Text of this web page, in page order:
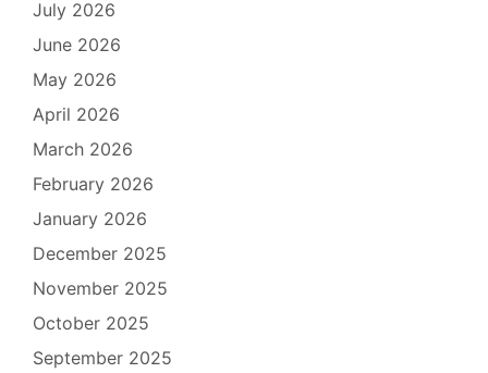
July 2026
June 2026
May 2026
April 2026
March 2026
February 2026
January 2026
December 2025
November 2025
October 2025
September 2025